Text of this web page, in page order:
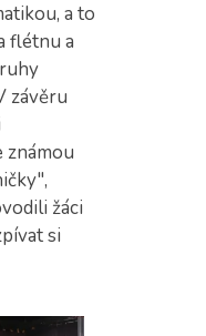
a to
flétnu a
závěru
známou
žáci
si